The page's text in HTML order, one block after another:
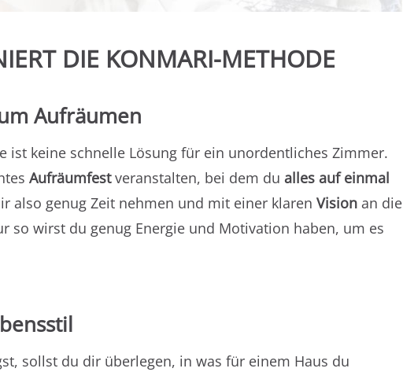
DIE KONMARI-METHODE
Aufräumen
ist keine schnelle Lösung für ein unordentliches Zimmer.
Aufräumfestveranstalten, bei dem dualles auf einmal
also genug Zeit nehmen und mit einer klarenVision an die
so wirst du genug Energie und Motivation haben, um es
sollst du dir überlegen, in was für einem Haus du